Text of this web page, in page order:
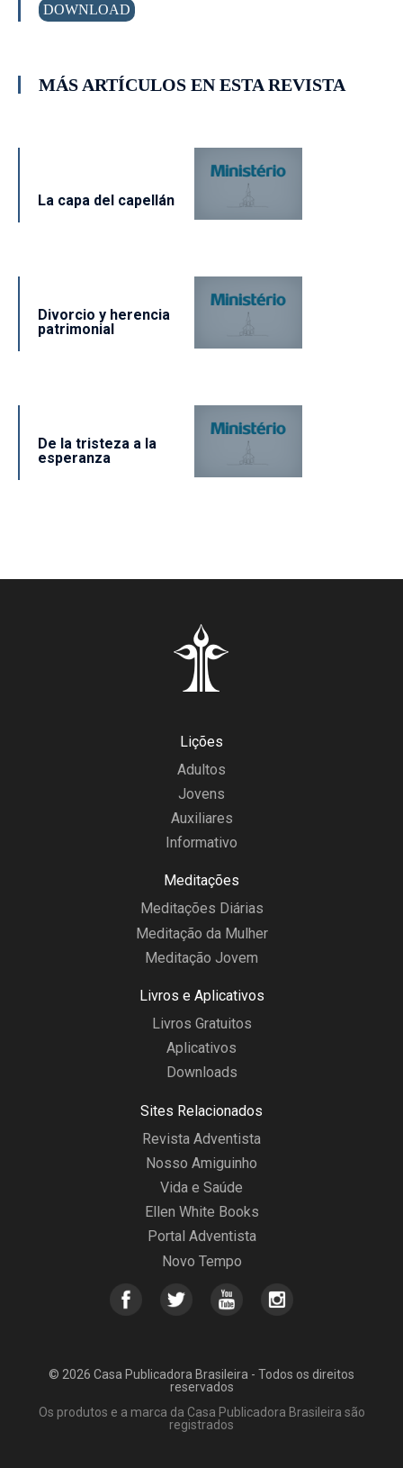
DOWNLOAD
MÁS ARTÍCULOS EN ESTA REVISTA
La capa del capellán
Divorcio y herencia
patrimonial
De la tristeza a la
esperanza
Lições
Adultos
Jovens
Auxiliares
Informativo
Meditações
Meditações Diárias
Meditação da Mulher
Meditação Jovem
Livros e Aplicativos
Livros Gratuitos
Aplicativos
Downloads
Sites Relacionados
Revista Adventista
Nosso Amiguinho
Vida e Saúde
Ellen White Books
Portal Adventista
Novo Tempo
© 2026 Casa Publicadora Brasileira - Todos os direitos
reservados
Os produtos e a marca da Casa Publicadora Brasileira são
registrados